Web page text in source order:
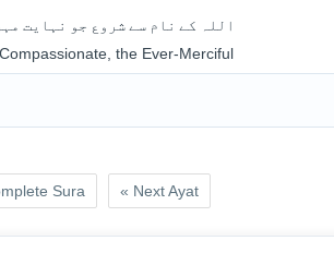
اللہ کے نام سے شروع جو نہایت
the Ever-Merciful
Sura « Next Ayat